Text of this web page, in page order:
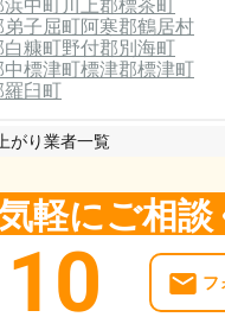
弟子屈町阿寒郡鶴居村
白糠町野付郡別海町
標津町標津郡標津町
羅臼町
がり業者一覧
軽にご相談
フ